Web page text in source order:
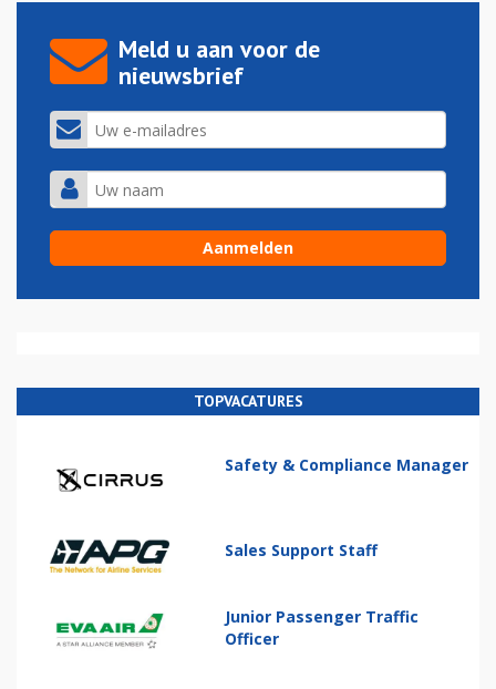
Meld u aan voor de
nieuwsbrief
TOPVACATURES
Safety & Compliance Manager
Sales Support Staff
Junior Passenger Traffic
Officer